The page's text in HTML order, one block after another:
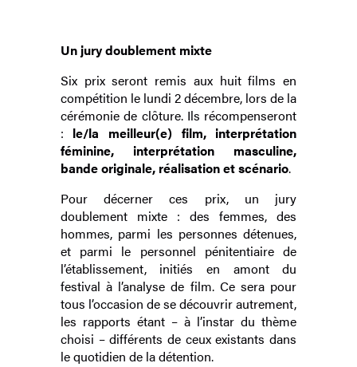
Un jury doublement mixte
Six prix seront remis aux huit films en
compétition le lundi 2 décembre, lors de la
cérémonie de clôture. Ils récompenseront
: le/la meilleur(e) film, interprétation
féminine, interprétation masculine,
bande originale, réalisation et scénario.
Pour décerner ces prix, un jury
doublement mixte : des femmes, des
hommes, parmi les personnes détenues,
et parmi le personnel pénitentiaire de
l’établissement, initiés en amont du
festival à l’analyse de film. Ce sera pour
tous l’occasion de se découvrir autrement,
les rapports étant – à l’instar du thème
choisi – différents de ceux existants dans
le quotidien de la détention.